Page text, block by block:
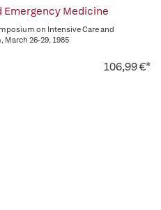
Emergency Medicine
on Intensive Care and
March 26-29, 1985
106,99 €*